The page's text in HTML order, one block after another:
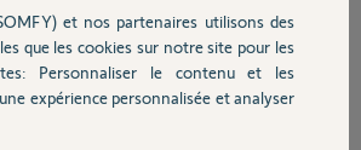
(xaiomi 11Tpro) via somefy protect
installation réussie) mais je n'arrive pas à
que ma connexion wifi est opérationnelle et
respectées. Merci de votre retour.
et nos partenaires utilisons des
que les cookies sur notre site pour les
Personnaliser le contenu et les
expérience personnalisée et analyser